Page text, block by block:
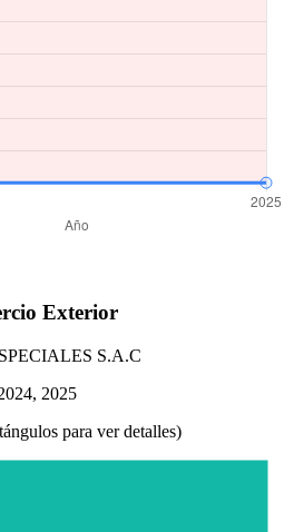
Exterior
S.A.C
2025
para ver detalles)